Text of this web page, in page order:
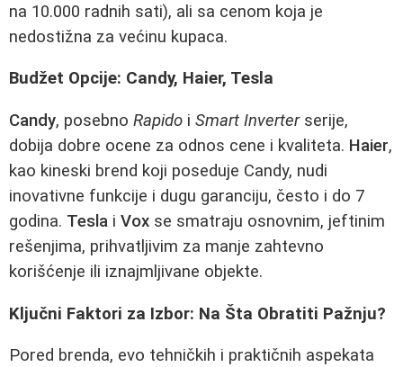
na 10.000 radnih sati), ali sa cenom koja je
nedostižna za većinu kupaca.
Budžet Opcije: Candy, Haier, Tesla
Candy, posebno Rapido i Smart Inverterserije,
dobija dobre ocene za odnos cene i kvaliteta. Haier,
kao kineski brend koji poseduje Candy, nudi
inovativne funkcije i dugu garanciju, često i do 7
godina. Tesla i Vox se smatraju osnovnim, jeftinim
rešenjima, prihvatljivim za manje zahtevno
korišćenje ili iznajmljivane objekte.
Ključni Faktori za Izbor: Na Šta Obratiti Pažnju?
Pored brenda, evo tehničkih i praktičnih aspekata